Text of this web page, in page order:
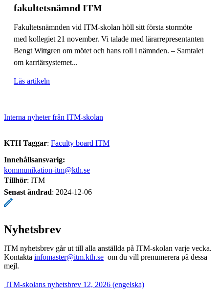
fakultetsnämnd ITM
Fakultetsnämnden vid ITM-skolan höll sitt första stormöte
med kollegiet 21 november. Vi talade med lärarrepresentanten
Bengt Wittgren om mötet och hans roll i nämnden. – Samtalet
om karriärsystemet...
Läs artikeln
Interna nyheter från ITM-skolan
KTH Taggar: Faculty board ITM
Innehållsansvarig:
kommunikation-itm@kth.se
Tillhör: ITM
Senast ändrad: 2024-12-06
Nyhetsbrev
ITM nyhetsbrev går ut till alla anställda på ITM-skolan varje vecka.
Kontakta infomaster@itm.kth.se om du vill prenumerera på dessa
mejl.
​ ITM-skolans nyhetsbrev 12, 2026 (engelska)